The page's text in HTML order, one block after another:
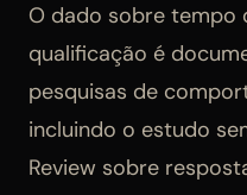
O dado sobre tempo
qualificação é
pesquisas de
incluindo o estudo
Review sobre